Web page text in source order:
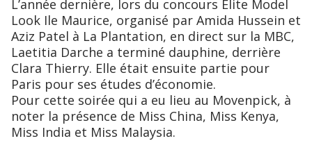
L’année dernière, lors du concours Elite Model
Look Ile Maurice, organisé par Amida Hussein et
Aziz Patel à La Plantation, en direct sur la MBC,
Laetitia Darche a terminé dauphine, derrière
Clara Thierry. Elle était ensuite partie pour
Paris pour ses études d’économie.
Pour cette soirée qui a eu lieu au Movenpick, à
noter la présence de Miss China, Miss Kenya,
Miss India et Miss Malaysia.